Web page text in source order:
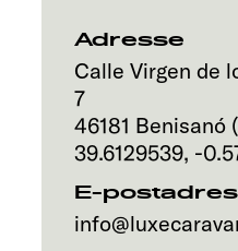
Adresse
Calle Virgen de
7
46181 Benisanó
39.6129539, -
E-